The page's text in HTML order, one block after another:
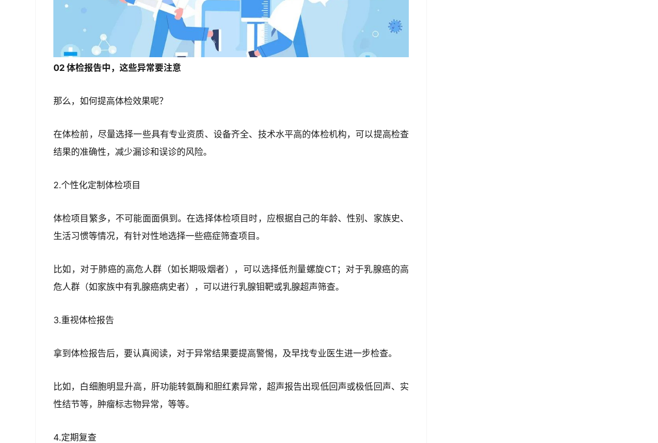
02 体检报告中，这些异常要注意
那么，如何提高体检效果呢？
在体检前，尽量选择一些具有专业资质、设备齐全、技术水平高的体检机构，可以提高检查
结果的准确性，减少漏诊和误诊的风险。
2.个性化定制体检项目
体检项目繁多，不可能面面俱到。在选择体检项目时，应根据自己的年龄、性别、家族史、
生活习惯等情况，有针对性地选择一些癌症筛查项目。
比如，对于肺癌的高危人群（如长期吸烟者），可以选择低剂量螺旋CT；对于乳腺癌的高
危人群（如家族中有乳腺癌病史者），可以进行乳腺钼靶或乳腺超声筛查。
3.重视体检报告
拿到体检报告后，要认真阅读，对于异常结果要提高警惕，及早找专业医生进一步检查。
比如，白细胞明显升高，肝功能转氨酶和胆红素异常，超声报告出现低回声或极低回声、实
性结节等，肿瘤标志物异常，等等。
4.定期复查